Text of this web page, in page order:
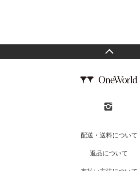
配送・送料について
返品について